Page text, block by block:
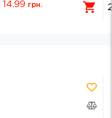
14.99 грн.